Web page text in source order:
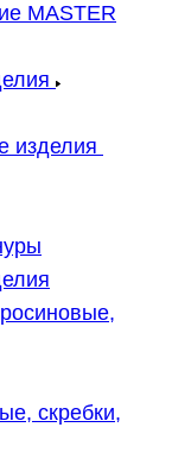
MASTER
изделия
скребки,